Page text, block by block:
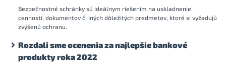
Bezpečnostné schránky sú ideálnym riešením na uskladnenie
cenností, dokumentov či iných dôležitých predmetov, ktoré si vyžadujú
zvýšenú ochranu.
Rozdali sme ocenenia za najlepšie bankové
produkty roka 2022